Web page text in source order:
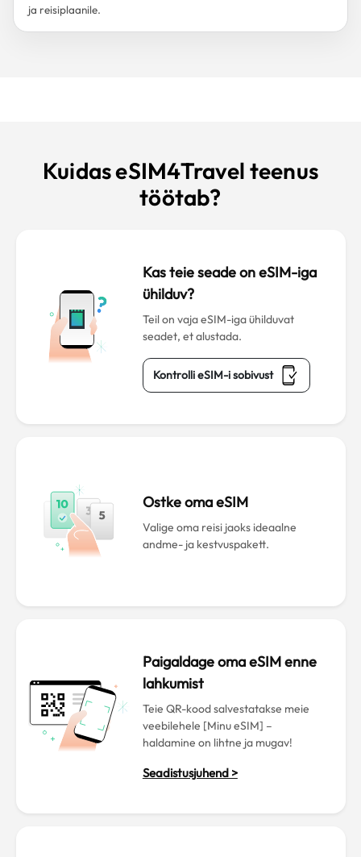
ja reisiplaanile.
Kuidas eSIM4Travel teenus
töötab?
Kas teie seade on eSIM-iga
ühilduv?
Teil on vaja eSIM-iga ühilduvat
seadet, et alustada.
Kontrolli eSIM-i sobivust
Ostke oma eSIM
Valige oma reisi jaoks ideaalne
andme- ja kestvuspakett.
Paigaldage oma eSIM enne
lahkumist
Teie QR-kood salvestatakse meie
veebilehele [Minu eSIM] –
haldamine on lihtne ja mugav!
Seadistusjuhend >